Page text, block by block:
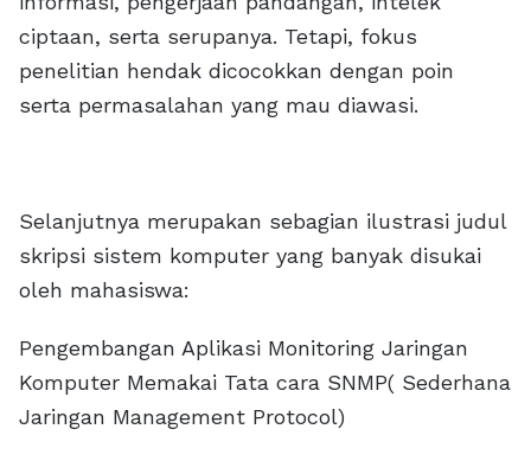
ciptaan, serta serupanya. Tetapi, fokus
penelitian hendak dicocokkan dengan poin
serta permasalahan yang mau diawasi.
Selanjutnya merupakan sebagian ilustrasi judul
skripsi sistem komputer yang banyak disukai
oleh mahasiswa:
Pengembangan Aplikasi Monitoring Jaringan
Komputer Memakai Tata cara SNMP( Sederhana
Jaringan Management Protocol)